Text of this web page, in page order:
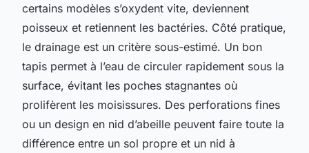
certains modèles s’oxydent vite, deviennent
poisseux et retiennent les bactéries. Côté pratique,
le drainage est un critère sous-estimé. Un bon
tapis permet à l’eau de circuler rapidement sous la
surface, évitant les poches stagnantes où
prolifèrent les moisissures. Des perforations fines
ou un design en nid d’abeille peuvent faire toute la
différence entre un sol propre et un nid à